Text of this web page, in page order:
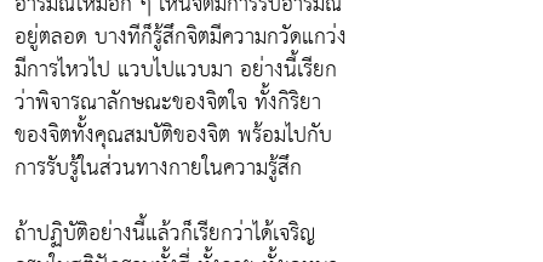
อยู่ตลอด บางทีก็รู้สึกจิตมีความกวัดแกว่ง
มีการไหวไป แวบไปแวบมา อย่างนี้เรียก
ว่าพิจารณาลักษณะของจิตใจ ทั้งกิริยา
ของจิตทั้งคุณสมบัติของจิต พร้อมไปกับ
การรับรู้ในส่วนทางกายในความรู้สึก
ถ้าปฏิบัติอย่างนี้แล้วก็เรียกว่าได้เจริญ